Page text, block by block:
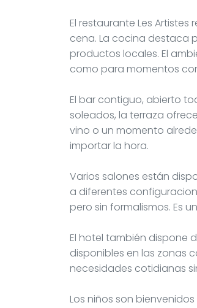
El restaurante Les
cena. La cocina destaca
productos locales. El
como para momentos
El bar contiguo, abierto
soleados, la terraza
vino o un momento
importar la hora.
Varios salones están
a diferentes
pero sin formalismos. Es
El hotel también dispone
disponibles en las zonas
necesidades cotidianas
Los niños son